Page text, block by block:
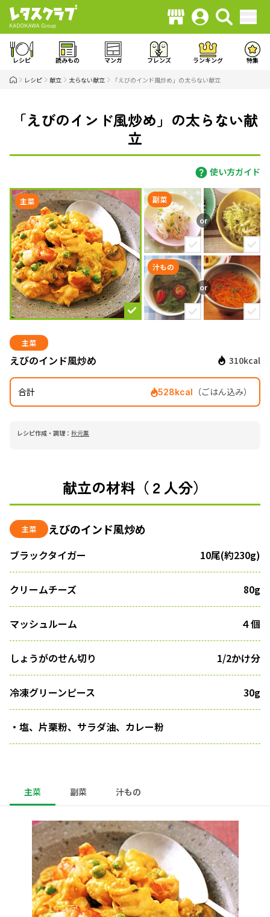
レシピ 読みもの マンガ フレンズ ランキング 特集
レシピ 献立 太らない献立 「えびのインド風炒め」の太らない献立
「えびのインド風炒め」の太らない献
立
使い方ガイド
主菜 副菜
汁もの
主菜
えびのインド風炒め 310kcal
合計 528kcal （ごはん込み）
レシピ作成・調理： 秋元薫
献立の材料（２人分）
主菜 えびのインド風炒め
ブラックタイガー 10尾(約230g)
クリームチーズ 80g
マッシュルーム ４個
しょうがのせん切り 1/2かけ分
冷凍グリーンピース 30g
・塩、片栗粉、サラダ油、カレー粉
主菜 副菜 汁もの